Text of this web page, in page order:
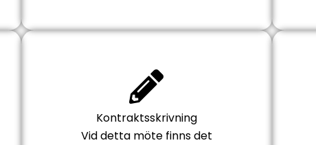
Kontraktsskrivning
Vid detta möte finns det